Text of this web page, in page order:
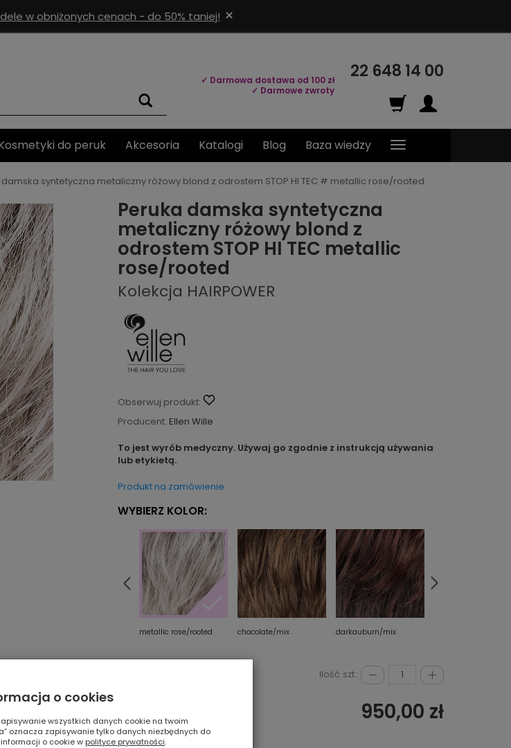
w obniżonych cenach - do 50% taniej! ×
✓ Darmowa dostawa od 100 zł
✓ Darmowe zwroty
22 648 14 00
do peruk Akcesoria Katalogi Blog Baza wiedzy
damska syntetyczna metaliczny różowy blond z odrostem STOP HI TEC # metallic rose/rooted
Peruka damska syntetyczna
metaliczny różowy blond z
odrostem STOP HI TEC metallic
rose/rooted
Kolekcja HAIRPOWER
Obserwuj produkt:
Producent: Ellen Wille
To jest wyrób medyczny. Używaj go zgodnie z instrukcją używania
lub etykietą.
Produkt na zamówienie
WYBIERZ KOLOR:
metallic rose/rooted chocolate/mix darkauburn/mix
Ilość szt.:
950,00 zł
o cookies
wszystkich danych cookie na twoim
oznacza zapisywanie tylko danych niezbędnych do
o cookie w polityce prywatności.